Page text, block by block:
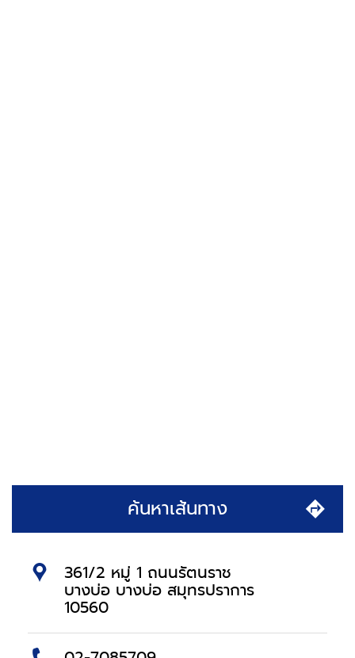
ค้นหาเส้นทาง
361/2 หมู่ 1 ถนนรัตนราช
บางบ่อ บางบ่อ สมุทรปราการ
10560